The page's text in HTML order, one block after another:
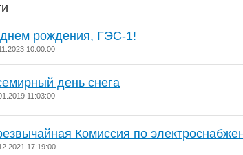
рождения, ГЭС-1!
10:00:00
день снега
11:03:00
Комиссия по
17:19:00